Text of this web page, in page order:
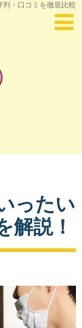
・口コミを徹底比較
ったい
解説！